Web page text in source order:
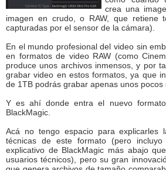
crea una
imagen en crudo, o RAW, que retiene
capturadas por el sensor de la cámara).
En el mundo profesional del video sin
en formatos de video RAW (como
produce unos archivos inmensos, y por
grabar video en estos formatos, ya que
de 1TB podrás grabar apenas unos pocos
Y es ahí donde entra el nuevo
BlackMagic.
Acá no tengo espacio para explicarles
técnicas de este formato (pero
explicativo de BlackMagic más abajo
usuarios técnicos), pero su gran